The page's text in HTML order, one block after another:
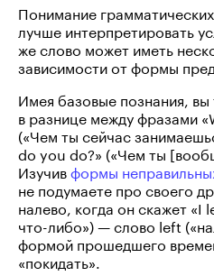
Понимание
лучше интерпретировать
же слово может иметь
зависимости от формы
Имея базовые познания,
в разнице между фразами
(«Чем ты сейчас
do you do?» («Чем ты
Изучивформы
не подумаете про своего
налево, когда он скажет «I
что-либо») — слово left
формой прошедшего
«покидать».